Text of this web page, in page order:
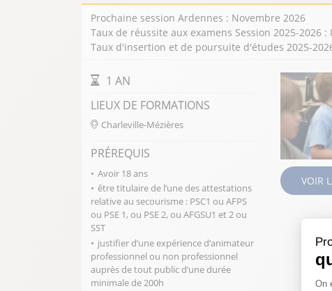
On
homogène : secteurs culturel, socioculturel,
socioéconomique, socioéducatif. Il tend
structurer et à se professionnaliser.
FERMER
Prochaine session Ardennes : Novembre 2026
Taux de réussite aux examens Session 2025-2026
Taux d'insertion et de poursuite d'études 2025-
DURÉE DE LA FORMATION
1 AN
LIEUX DE FORMATIONS
Charleville-Mézières
PRÉREQUIS
Avoir 18 ans
être titulaire de l’une des attestations
relative au secourisme : PSC1 ou AFPS
ou PSE 1, ou PSE 2, ou AFGSU1 et 2 ou
SST
justifier d’une expérience d’animateur
professionnel ou non professionnel
auprès de tout public d’une durée
minimale de 200h
VOIR